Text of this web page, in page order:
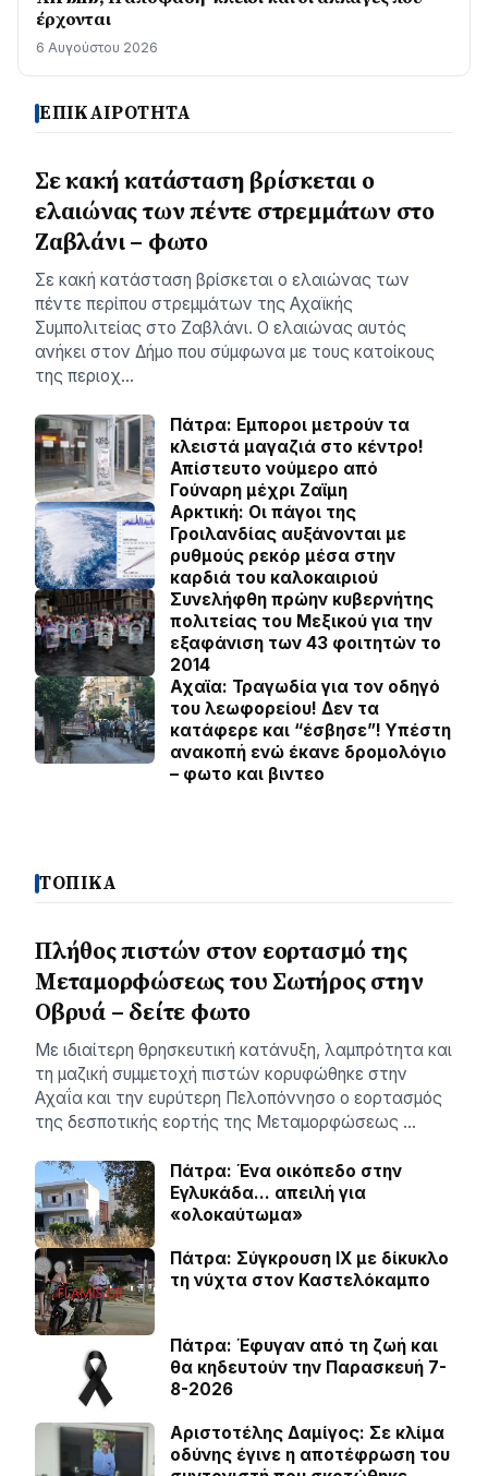
έρχονται
6 Αυγούστου 2026
ΕΠΙΚΑΙΡΟΤΗΤΑ
Σε κακή κατάσταση βρίσκεται ο
ελαιώνας των πέντε στρεμμάτων στο
Ζαβλάνι – φωτο
Σε κακή κατάσταση βρίσκεται ο ελαιώνας των
πέντε περίπου στρεμμάτων της Αχαϊκής
Συμπολιτείας στο Ζαβλάνι. Ο ελαιώνας αυτός
ανήκει στον Δήμο που σύμφωνα με τους κατοίκους
της περιοχ…
Πάτρα: Εμποροι μετρούν τα
κλειστά μαγαζιά στο κέντρο!
Απίστευτο νούμερο από
Γούναρη μέχρι Ζαϊμη
Αρκτική: Οι πάγοι της
Γροιλανδίας αυξάνονται με
ρυθμούς ρεκόρ μέσα στην
καρδιά του καλοκαιριού
Συνελήφθη πρώην κυβερνήτης
πολιτείας του Μεξικού για την
εξαφάνιση των 43 φοιτητών το
2014
Αχαϊα: Τραγωδία για τον οδηγό
του λεωφορείου! Δεν τα
κατάφερε και “έσβησε”! Υπέστη
ανακοπή ενώ έκανε δρομολόγιο
– φωτο και βιντεο
ΤΟΠΙΚΑ
Πλήθος πιστών στον εορτασμό της
Μεταμορφώσεως του Σωτήρος στην
Οβρυά – δείτε φωτο
Με ιδιαίτερη θρησκευτική κατάνυξη, λαμπρότητα και
τη μαζική συμμετοχή πιστών κορυφώθηκε στην
Αχαΐα και την ευρύτερη Πελοπόννησο ο εορτασμός
της δεσποτικής εορτής της Μεταμορφώσεως …
Πάτρα: Ένα οικόπεδο στην
Εγλυκάδα… απειλή για
«ολοκαύτωμα»
Πάτρα: Σύγκρουση ΙΧ με δίκυκλο
τη νύχτα στον Καστελόκαμπο
Πάτρα: Έφυγαν από τη ζωή και
θα κηδευτούν την Παρασκευή 7-
8-2026
Αριστοτέλης Δαμίγος: Σε κλίμα
οδύνης έγινε η αποτέφρωση του